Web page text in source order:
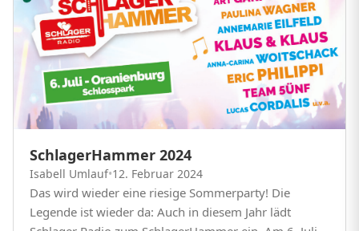
SchlagerHammer 2024
Isabell Umlauf•12. Februar 2024
Das wird wieder eine riesige Sommerparty! Die
Legende ist wieder da: Auch in diesem Jahr lädt